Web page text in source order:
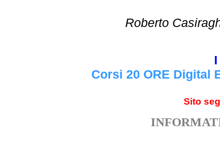
Roberto
Corsi 20 ORE Digital
Sito